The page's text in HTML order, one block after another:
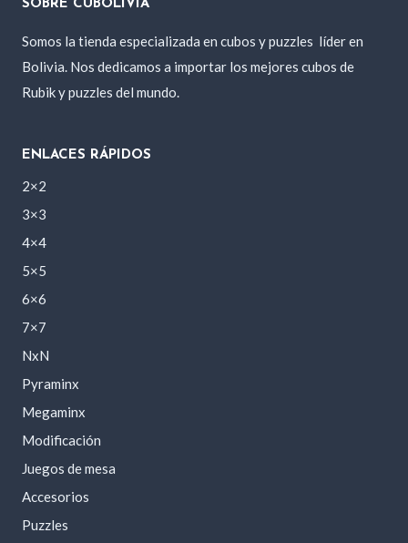
SOBRE CUBOLIVIA
Somos la tienda especializada en cubos y puzzles líder en
Bolivia. Nos dedicamos a importar los mejores cubos de
Rubik y puzzles del mundo.
ENLACES RÁPIDOS
2×2
3×3
4×4
5×5
6×6
7×7
NxN
Pyraminx
Megaminx
Modificación
Juegos de mesa
Accesorios
Puzzles